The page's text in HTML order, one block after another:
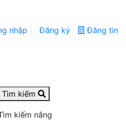
nhập Đăng ký Đăng tin
Tìm kiếm
kiếm nâng